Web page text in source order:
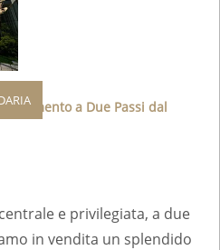
a Due Passi dal
e privilegiata, a due
in vendita un splendido